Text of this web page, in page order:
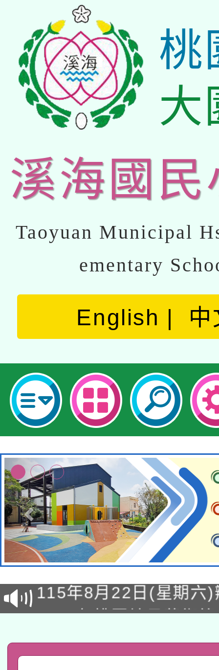
桃
大
溪海國民
Taoyuan Municipal
ementary
English 中
轉知經濟部水利署委託
業技術研究院辦理「
用水績優單位及節水達
動」
115年8月22日(星期六
桃園市孔廟祈福系列
開 智慧啟航」
2026年桃園地景藝術
轉知教育部國民及學前